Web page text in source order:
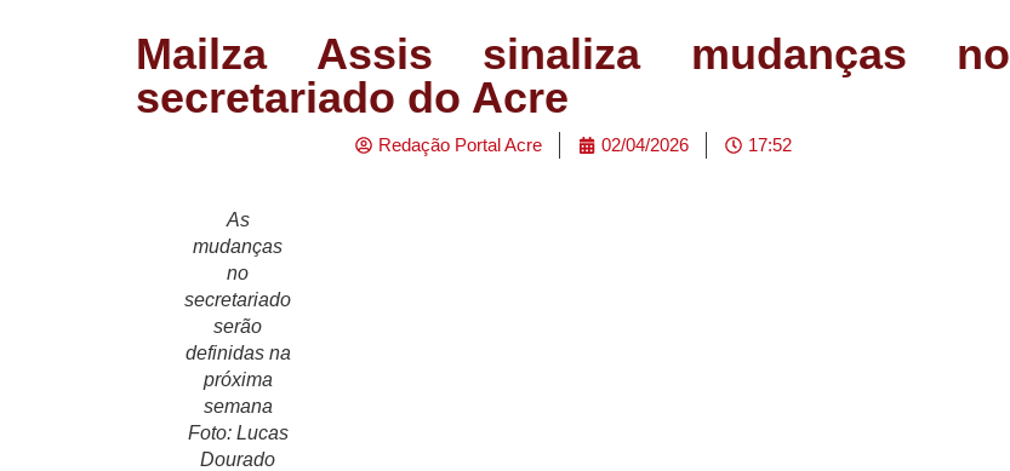
Mailza Assis sinaliza mudanças no
secretariado do Acre
Redação Portal Acre 02/04/2026 17:52
As
mudanças
no
secretariado
serão
definidas na
próxima
semana
Foto: Lucas
Dourado